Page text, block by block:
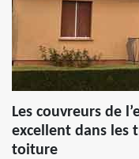
Les couvreurs de
excellent dans les
toiture